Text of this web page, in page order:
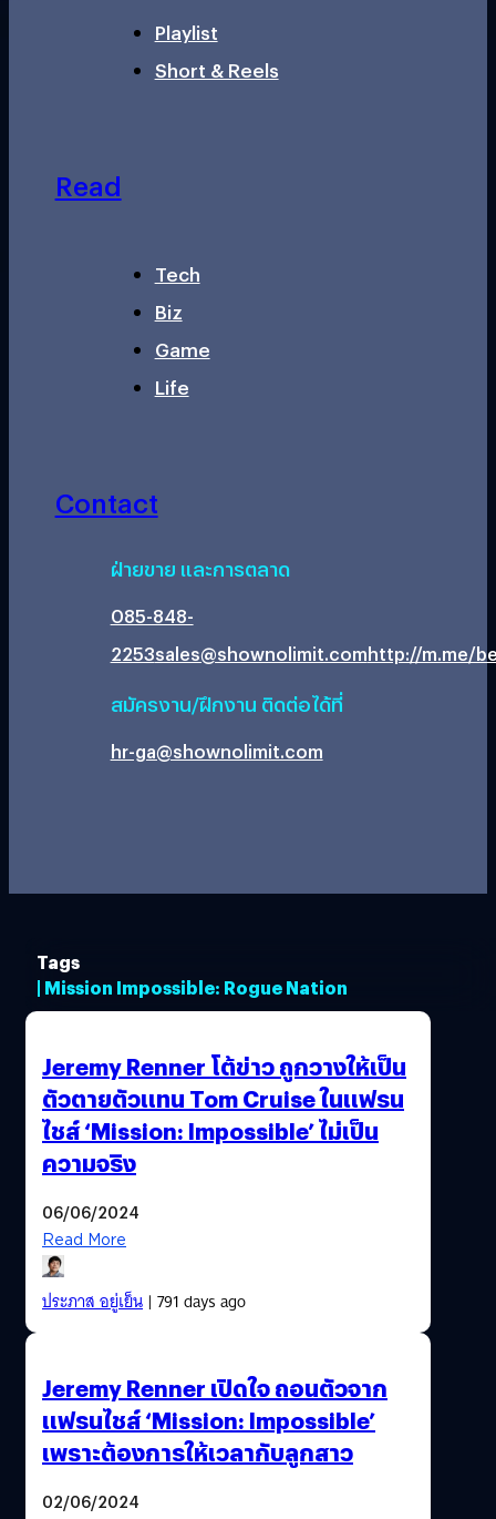
Playlist
Short & Reels
Read
Tech
Biz
Game
Life
Contact
ฝ่ายขาย และการตลาด
085-848-
2253sales@shownolimit.comhttp://m.me/
สมัครงาน/ฝึกงาน ติดต่อได้ที่
hr-ga@shownolimit.com
Tags
| Mission Impossible: Rogue Nation
Jeremy Renner โต้ข่าว ถูกวางให้เป็น
ตัวตายตัวแทน Tom Cruise ในแฟรน
ไชส์ ‘Mission: Impossible’ ไม่เป็น
ความจริง
06/06/2024
Read More
ประภาส อยู่เย็น| 791 days ago
Jeremy Renner เปิดใจ ถอนตัวจาก
แฟรนไชส์ ‘Mission: Impossible’
เพราะต้องการให้เวลากับลูกสาว
02/06/2024